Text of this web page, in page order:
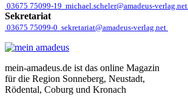
03675 75099-19 michael.scheler@amadeus-verlag.net
Sekretariat
03675 75099-0 sekretariat@amadeus-verlag.net
mein-amadeus.de ist das online Magazin
für die Region Sonneberg, Neustadt,
Rödental, Coburg und Kronach